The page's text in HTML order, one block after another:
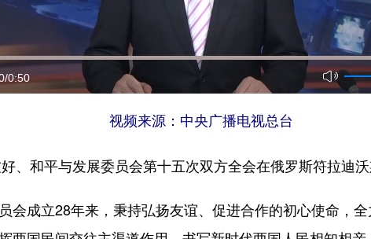
/0:50
视频来源：中央广播电视总台
平与发展委员会第十五次双方全会在俄罗斯符拉迪沃
成立28年来，秉持弘扬友谊、促进合作的初心使命，